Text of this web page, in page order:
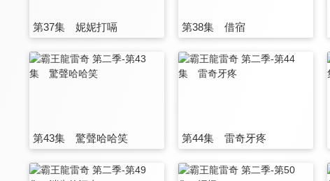
第37集 妮妮打嗝 第38集 借宿
第43集 驚聲哈哈笑 第44集 雷奇牙疼